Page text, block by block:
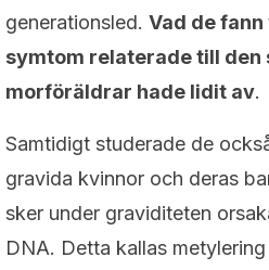
generationsled. Vad de
symtom relaterade till
morföräldrar hade lidit av.
Samtidigt studerade de
gravida kvinnor och deras
sker under graviditeten
DNA. Detta kallas